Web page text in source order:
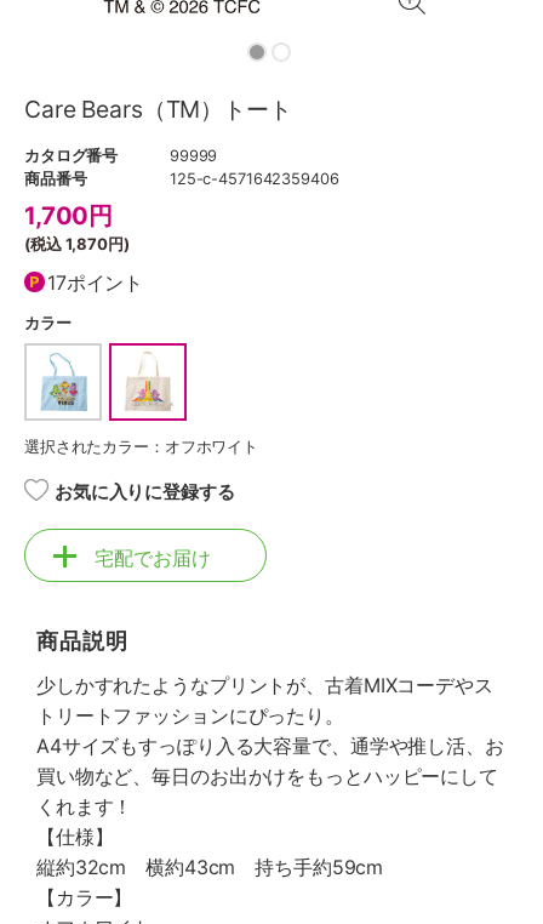
Care Bears（TM）トート
カタログ番号
99999
商品番号
125-c-4571642359406
1,700 円
(税込1,870円)
17ポイント
カラー
選択されたカラー：オフホワイト
お気に入りに登録する
宅配でお届け
商品説明
少しかすれたようなプリントが、古着MIXコーデやス
トリートファッションにぴったり。
A4サイズもすっぽり入る大容量で、通学や推し活、お
買い物など、毎日のお出かけをもっとハッピーにして
くれます！
【仕様】
縦約32cm 横約43cm 持ち手約59cm
【カラー】